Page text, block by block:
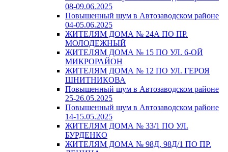
08-09.06.2025
Повышенный шум в Автозаводском районе
04-05.06.2025
ЖИТЕЛЯМ ДОМА № 24А ПО ПР.
МОЛОДЕЖНЫЙ
ЖИТЕЛЯМ ДОМА № 15 ПО УЛ. 6-ОЙ
МИКРОРАЙОН
ЖИТЕЛЯМ ДОМА № 12 ПО УЛ. ГЕРОЯ
ШНИТНИКОВА
Повышенный шум в Автозаводском районе
25-26.05.2025
Повышенный шум в Автозаводском районе
14-15.05.2025
ЖИТЕЛЯМ ДОМА № 33/1 ПО УЛ.
БУРДЕНКО
ЖИТЕЛЯМ ДОМА № 98Д, 98Д/1 ПО ПР.